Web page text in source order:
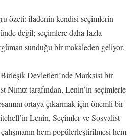
özeti: ifadenin kendisi seçimlerin
değil; seçimlere daha fazla
sunduğu bir makaleden geliyor.
Devletleri’nde Marksist bir
Nimtz tarafından, Lenin’in seçimlerle
ortaya çıkarmak için önemli bir
Lenin, Seçimler ve Sosyalist
hem popülerleştirilmesi hem